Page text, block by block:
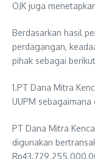
OJK juga
Berdasarkan hasil
perdagangan,
pihak sebagai
1.PT Dana Mitra
UUPM
PT Dana Mitra
digunakan